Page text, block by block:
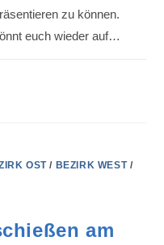
zu können.
euch wieder auf…
OST/ BEZIRK WEST/
am